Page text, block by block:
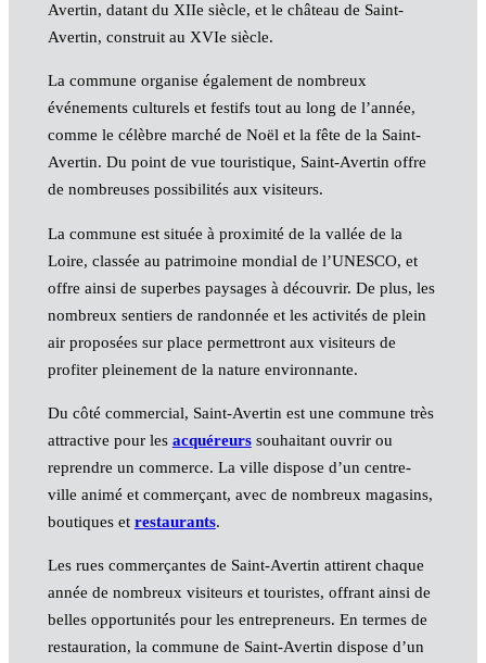
Avertin, datant du XIIe siècle, et le château de Saint-
Avertin, construit au XVIe siècle.
La commune organise également de nombreux
événements culturels et festifs tout au long de l’année,
comme le célèbre marché de Noël et la fête de la Saint-
Avertin. Du point de vue touristique, Saint-Avertin offre
de nombreuses possibilités aux visiteurs.
La commune est située à proximité de la vallée de la
Loire, classée au patrimoine mondial de l’UNESCO, et
offre ainsi de superbes paysages à découvrir. De plus, les
nombreux sentiers de randonnée et les activités de plein
air proposées sur place permettront aux visiteurs de
profiter pleinement de la nature environnante.
Du côté commercial, Saint-Avertin est une commune très
attractive pour les acquéreurssouhaitant ouvrir ou
reprendre un commerce. La ville dispose d’un centre-
ville animé et commerçant, avec de nombreux magasins,
boutiques et restaurants.
Les rues commerçantes de Saint-Avertin attirent chaque
année de nombreux visiteurs et touristes, offrant ainsi de
belles opportunités pour les entrepreneurs. En termes de
restauration, la commune de Saint-Avertin dispose d’un